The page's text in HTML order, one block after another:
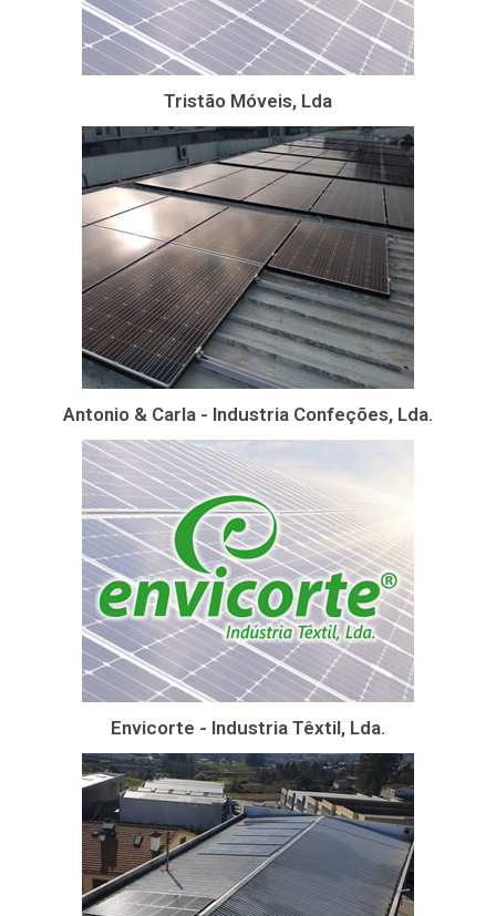
Tristão Móveis, Lda
Antonio & Carla - Industria Confeções, Lda.
Envicorte - Industria Têxtil, Lda.